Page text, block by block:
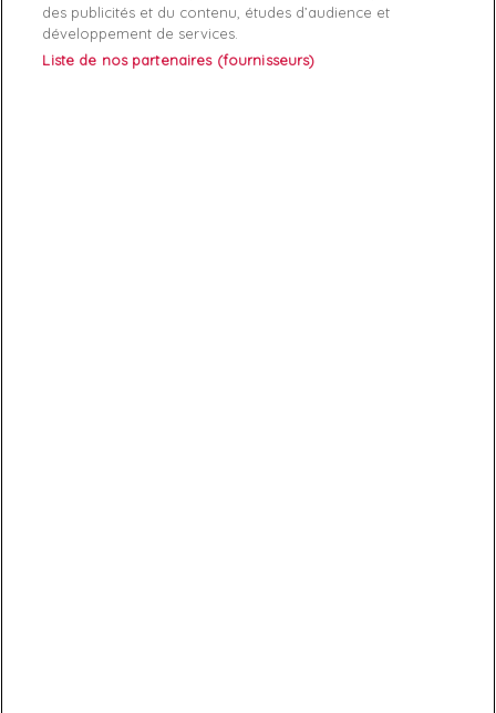
intérieure
des publicités et du contenu, études d’audience et
développement de services.
Liste de nos partenaires (fournisseurs)